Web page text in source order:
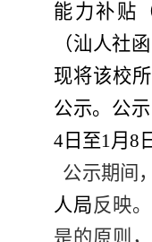
能力补贴
（汕人社
现将该校
公示。 公示
4 日至1月 8
公示期间，
人局反映
是的原则